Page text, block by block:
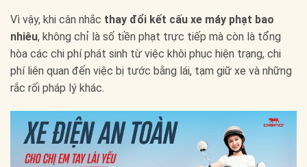
Vì vậy, khi cân nhắc thay đổi kết cấu xe máy phạt bao
nhiêu, không chỉ là số tiền phạt trực tiếp mà còn là tổng
hòa các chi phí phát sinh từ việc khôi phục hiện trạng, chi
phí liên quan đến việc bị tước bằng lái, tạm giữ xe và những
rắc rối pháp lý khác.